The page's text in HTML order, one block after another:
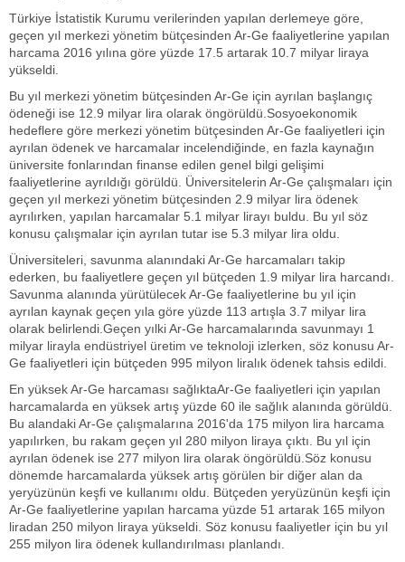
Türkiye İstatistik Kurumu verilerinden yapılan derlemeye göre,
geçen yıl merkezi yönetim bütçesinden Ar-Ge faaliyetlerine yapılan
harcama 2016 yılına göre yüzde 17.5 artarak 10.7 milyar liraya
yükseldi.
Bu yıl merkezi yönetim bütçesinden Ar-Ge için ayrılan başlangıç
ödeneği ise 12.9 milyar lira olarak öngörüldü.Sosyoekonomik
hedeflere göre merkezi yönetim bütçesinden Ar-Ge faaliyetleri için
ayrılan ödenek ve harcamalar incelendiğinde, en fazla kaynağın
üniversite fonlarından finanse edilen genel bilgi gelişimi
faaliyetlerine ayrıldığı görüldü. Üniversitelerin Ar-Ge çalışmaları için
geçen yıl merkezi yönetim bütçesinden 2.9 milyar lira ödenek
ayrılırken, yapılan harcamalar 5.1 milyar lirayı buldu. Bu yıl söz
konusu çalışmalar için ayrılan tutar ise 5.3 milyar lira oldu.
Üniversiteleri, savunma alanındaki Ar-Ge harcamaları takip
ederken, bu faaliyetlere geçen yıl bütçeden 1.9 milyar lira harcandı.
Savunma alanında yürütülecek Ar-Ge faaliyetlerine bu yıl için
ayrılan kaynak geçen yıla göre yüzde 113 artışla 3.7 milyar lira
olarak belirlendi.Geçen yılki Ar-Ge harcamalarında savunmayı 1
milyar lirayla endüstriyel üretim ve teknoloji izlerken, söz konusu Ar-
Ge faaliyetleri için bütçeden 995 milyon liralık ödenek tahsis edildi.
En yüksek Ar-Ge harcaması sağlıktaAr-Ge faaliyetleri için yapılan
harcamalarda en yüksek artış yüzde 60 ile sağlık alanında görüldü.
Bu alandaki Ar-Ge çalışmalarına 2016'da 175 milyon lira harcama
yapılırken, bu rakam geçen yıl 280 milyon liraya çıktı. Bu yıl için
ayrılan ödenek ise 277 milyon lira olarak öngörüldü.Söz konusu
dönemde harcamalarda yüksek artış görülen bir diğer alan da
yeryüzünün keşfi ve kullanımı oldu. Bütçeden yeryüzünün keşfi için
Ar-Ge faaliyetlerine yapılan harcama yüzde 51 artarak 165 milyon
liradan 250 milyon liraya yükseldi. Söz konusu faaliyetler için bu yıl
255 milyon lira ödenek kullandırılması planlandı.